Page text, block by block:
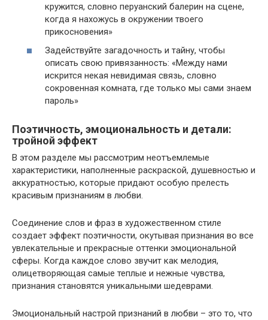
кружится, словно перуанский балерин на сцене,
когда я нахожусь в окружении твоего
прикосновения»
Задействуйте загадочность и тайну, чтобы
описать свою привязанность: «Между нами
искрится некая невидимая связь, словно
сокровенная комната, где только мы сами знаем
пароль»
Поэтичность, эмоциональность и детали:
тройной эффект
В этом разделе мы рассмотрим неотъемлемые
характеристики, наполненные раскраской, душевностью и
аккуратностью, которые придают особую прелесть
красивым признаниям в любви.
Соединение слов и фраз в художественном стиле
создает эффект поэтичности, окутывая признания во все
увлекательные и прекрасные оттенки эмоциональной
сферы. Когда каждое слово звучит как мелодия,
олицетворяющая самые теплые и нежные чувства,
признания становятся уникальными шедеврами.
Эмоциональный настрой признаний в любви – это то, что